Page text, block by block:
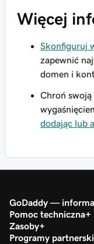
Więcej
Skonfiguruj
zapewnić
domen i
Chroń
dodając lub
GoDaddy —
Pomoc techniczna
Zasoby
Programy